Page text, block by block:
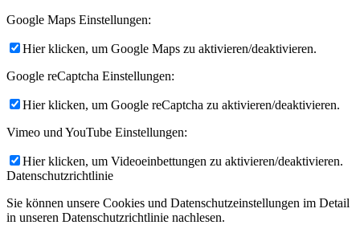
Google Maps Einstellungen:
Hier klicken, um Google Maps zu aktivieren/deaktivieren.
Google reCaptcha Einstellungen:
Hier klicken, um Google reCaptcha zu aktivieren/deaktivieren.
Vimeo und YouTube Einstellungen:
Hier klicken, um Videoeinbettungen zu aktivieren/deaktivieren.
Datenschutzrichtlinie
Sie können unsere Cookies und Datenschutzeinstellungen im Detail
in unseren Datenschutzrichtlinie nachlesen.